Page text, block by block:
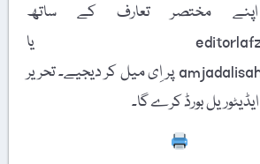
مختصر تعارف کے ساتھ
editorlafzuna@gmail.com یا
amjadalisahaab@gmail.com پر اِی میل کر دیجیے۔ تحریر
بورڈ کرے گا۔